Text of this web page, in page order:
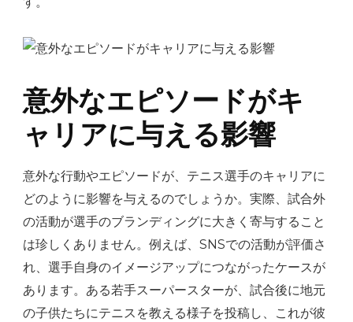
意外なエピソードがキ
ャリアに与える影響
意外な行動やエピソードが、テニス選手のキャリアに
どのように影響を与えるのでしょうか。実際、試合外
の活動が選手のブランディングに大きく寄与すること
は珍しくありません。例えば、SNSでの活動が評価さ
れ、選手自身のイメージアップにつながったケースが
あります。ある若手スーパースターが、試合後に地元
の子供たちにテニスを教える様子を投稿し、これが彼